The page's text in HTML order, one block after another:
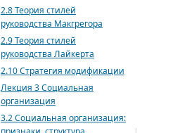
2.8 Теория стилей
руководства Макгрегора
2.9 Теория стилей
руководства Лайкерта
2.10 Стратегия модификации
Лекция 3 Социальная
организация
3.2 Социальная организация: